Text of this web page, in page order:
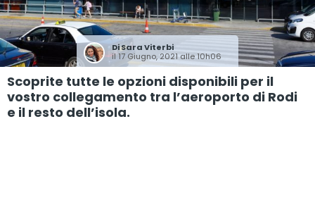
DiSara Viterbi
il 17 Giugno, 2021 alle 10h06
Scoprite tutte le opzioni disponibili per il
vostro collegamento tra l’aeroporto di Rodi
e il resto dell’isola.